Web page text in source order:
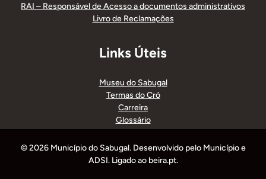
RAI – Responsável de Acesso a documentos administrativos
Livro de Reclamações
Links Úteis
Museu do Sabugal
Termas do Cró
Carreira
Glossário
© 2026 Município do Sabugal. Desenvolvido pelo Município e
ADSI. Ligado ao beira.pt.